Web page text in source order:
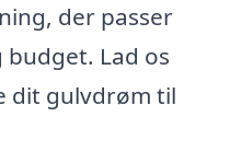
der passer
Lad os
dit gulvdrøm til